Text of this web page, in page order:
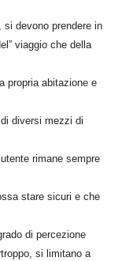
devono prendere in
viaggio che della
propria abitazione e
diversi mezzi di
rimane sempre
stare sicuri e che
di percezione
si limitano a